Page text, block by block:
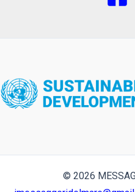
© 2026